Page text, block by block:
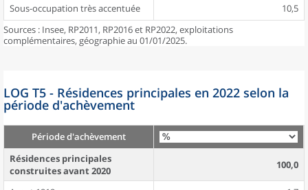
Sous-occupation très accentuée
10,5
Sources : Insee, RP2011, RP2016 et RP2022, exploitations
complémentaires, géographie au 01/01/2025.
LOG T5 - Résidences principales en 2022 selon la
période d'achèvement
Période d'achèvement
Résidences principales
construites avant 2020
100,0